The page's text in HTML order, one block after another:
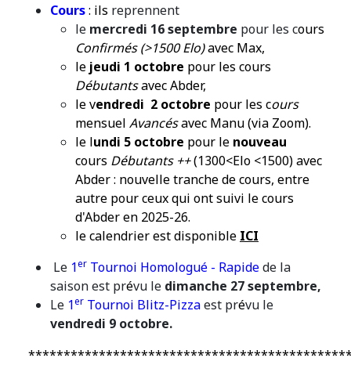
Cours: ils reprennent
le mercredi 16 septembre pour les cours
Confirmés (>1500 Elo)avec Max,
le jeudi 1 octobre pour les cours
Débutantsavec Abder,
le vendredi 2 octobre pour les cours
mensuel Avancésavec Manu (via Zoom).
le lundi 5 octobre pour le nouveau
cours Débutants ++(1300<Elo <1500) avec
Abder : nouvelle tranche de cours, entre
autre pour ceux qui ont suivi le cours
d'Abder en 2025-26.
le calendrier est disponible ICI
Le 1er Tournoi Homologué - Rapidede la
saison est prévu le dimanche 27 septembre,
Le 1er Tournoi Blitz-Pizzaest prévu le
vendredi 9 octobre.